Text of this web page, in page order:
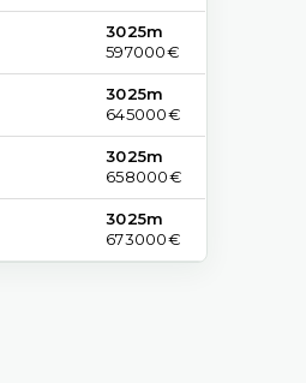
3025m
597000€
3025m
645000€
3025m
658000€
3025m
673000€